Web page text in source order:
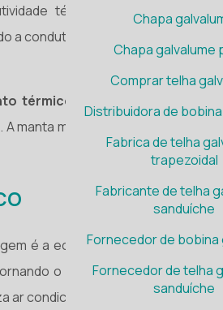
Chapa
Chapa galvalume
Comprar telha
Distribuidora de
Fabrica de telha
trapezoidal
Fabricante de telha
sanduíche
Fornecedor de bobina
Fornecedor de telha
sanduíche
térmica, apenas
a condutividade térmica
térmico
mineral auxilia na
é a economia, pois a
o processo mais
ar condicionado, com as